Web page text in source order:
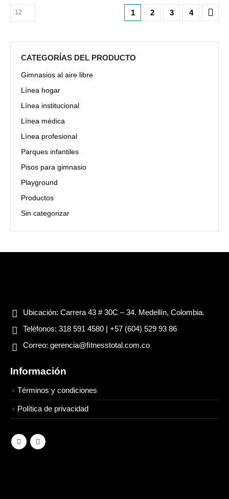
1 2 3 4
CATEGORÍAS DEL PRODUCTO
Gimnasios al aire libre
Línea hogar
Línea institucional
Línea médica
Línea profesional
Parques infantiles
Pisos para gimnasio
Playground
Productos
Sin categorizar
Ubicación: Carrera 43 # 30C – 34. Medellín, Colombia.
Teléfonos: 318 591 4580 | +57 (604) 529 93 86
Correo: gerencia@ﬁtnesstotal.com.co
Información
Términos y condiciones
Política de privacidad